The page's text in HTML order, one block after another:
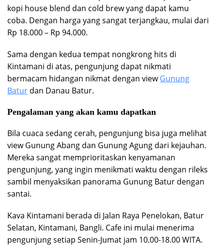
kopi house blend dan cold brew yang dapat kamu
coba. Dengan harga yang sangat terjangkau, mulai dari
Rp 18.000 – Rp 94.000.
Sama dengan kedua tempat nongkrong hits di
Kintamani di atas, pengunjung dapat nikmati
bermacam hidangan nikmat dengan viewGunung
Batur dan Danau Batur.
Pengalaman yang akan kamu dapatkan
Bila cuaca sedang cerah, pengunjung bisa juga melihat
view Gunung Abang dan Gunung Agung dari kejauhan.
Mereka sangat memprioritaskan kenyamanan
pengunjung, yang ingin menikmati waktu dengan rileks
sambil menyaksikan panorama Gunung Batur dengan
santai.
Kava Kintamani berada di Jalan Raya Penelokan, Batur
Selatan, Kintamani, Bangli. Cafe ini mulai menerima
pengunjung setiap Senin-Jumat jam 10.00-18.00 WITA.